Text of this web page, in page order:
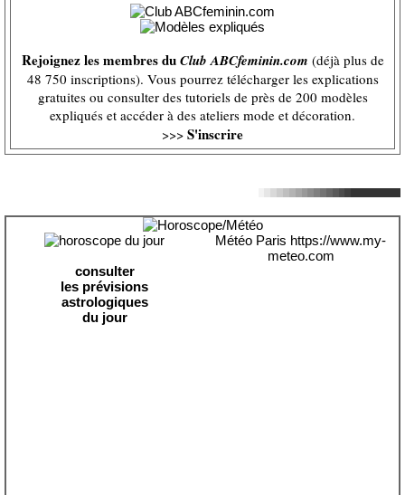
Rejoignez les membres duClub ABCfeminin.com (déjà plus de
48 750 inscriptions). Vous pourrez télécharger les explications
gratuites ou consulter des tutoriels de près de 200 modèles
expliqués et accéder à des ateliers mode et décoration.
>>> S'inscrire
consulter
les prévisions
astrologiques
du jour
Météo Paris https://www.my-
meteo.com